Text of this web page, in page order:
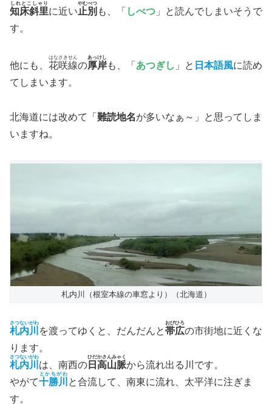
知床斜里
しれとこしゃり
に近い 止別
やむべつ
も、「 しべつ 」と読んでしまいそうで
す。
他にも、 花咲線
はなさきせん
の厚岸
あっけし
も、「 あつぎし 」と 日本語風に読め
てしまいます。
北海道には改めて「 難読地名が多いなぁ～」と思ってしま
いますね。
札内川（根室本線の車窓より）（北海道）
札内川
さつないがわ
を渡ってゆくと、だんだんと帯広
おびひろ
の市街地に近くな
ります。
札内川
さつないがわ
は、南西の 日高山脈
ひだかさんみゃく
から流れ出る川です。
やがて十勝川
とかちがわ
と合流して、南東に流れ、太平洋に注ぎま
す。